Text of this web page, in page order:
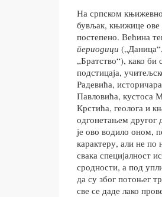
На српском
бувљак, књижице ове
постепено. Већина
периодици
„Братство“), како би
подстицаја,
Радевића,
Павловића, кустоса
Крстића, геолога и
одгонетањем другог
је ово водило оном,
карактеру, али не по
свака специјалност
сродности, а под
да су због потоњег
све се даде лако